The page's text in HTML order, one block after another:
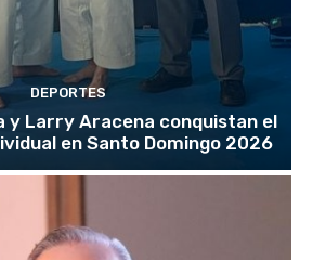
DEPORTES
y Larry Aracena conquistan el
en Santo Domingo 2026